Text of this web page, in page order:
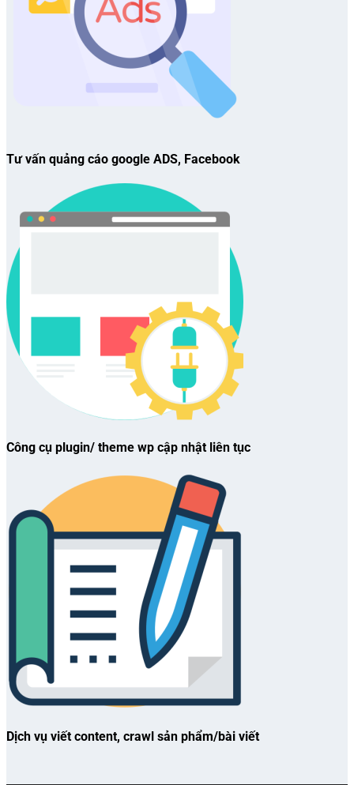
Tư vấn quảng cáo google ADS, Facebook
Công cụ plugin/ theme wp cập nhật liên tục
Dịch vụ viết content, crawl sản phẩm/bài viết